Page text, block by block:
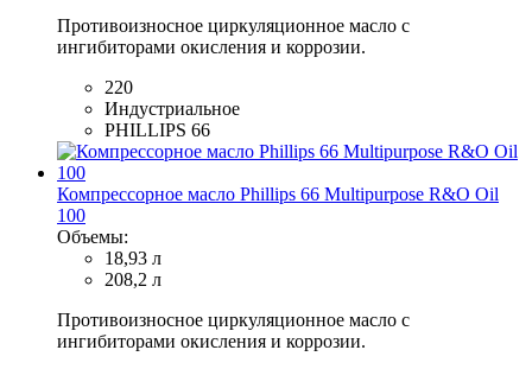
Противоизносное циркуляционное масло с
ингибиторами окисления и коррозии.
220
Индустриальное
PHILLIPS 66
Компрессорное масло Phillips 66 Multipurpose R&O Oil
100
Объемы:
18,93 л
208,2 л
Противоизносное циркуляционное масло с
ингибиторами окисления и коррозии.